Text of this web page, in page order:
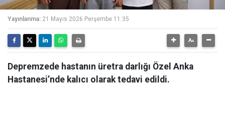
Yayınlanma: 21 Mayıs 2026 Perşembe 11:35
Depremzede hastanın üretra darlığı Özel Anka
Hastanesi’nde kalıcı olarak tedavi edildi.